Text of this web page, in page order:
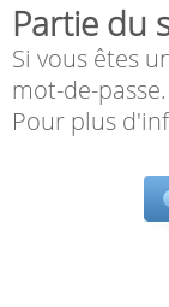
Partie du
Si vous êtes
mot-de-passe.
Pour plus